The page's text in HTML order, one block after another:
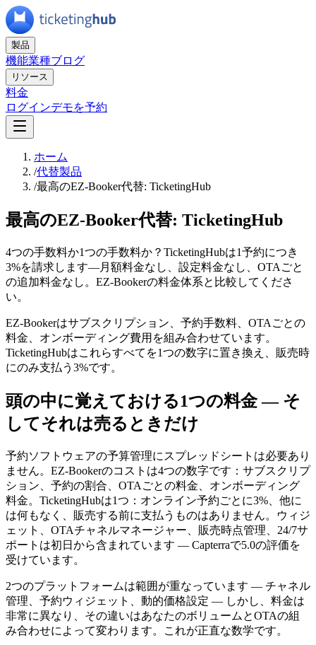
製品
機能業種ブログ
リソース
料金
ログインデモを予約
ホーム
/代替製品
/最高のEZ-Booker代替: TicketingHub
最高のEZ-Booker代替: TicketingHub
4つの手数料か1つの手数料か？TicketingHubは1予約につき
3%を請求します—月額料金なし、設定料金なし、OTAごと
の追加料金なし。EZ-Bookerの料金体系と比較してくださ
い。
EZ-Bookerはサブスクリプション、予約手数料、OTAごとの
料金、オンボーディング費用を組み合わせています。
TicketingHubはこれらすべてを1つの数字に置き換え、販売時
にのみ支払う3%です。
頭の中に覚えておける1つの料金 — そ
してそれは売るときだけ
予約ソフトウェアの予算管理にスプレッドシートは必要あり
ません。EZ-Bookerのコストは4つの数字です：サブスクリプ
ション、予約の割合、OTAごとの料金、オンボーディング
料金。TicketingHubは1つ：オンライン予約ごとに3%、他に
は何もなく、販売する前に支払うものはありません。ウィジ
ェット、OTAチャネルマネージャー、販売時点管理、24/7サ
ポートは初日から含まれています — Capterraで5.0の評価を
受けています。
2つのプラットフォームは範囲が重なっています — チャネル
管理、予約ウィジェット、動的価格設定 — しかし、料金は
非常に異なり、その違いはあなたのボリュームとOTAの組
み合わせによって変わります。これが正直な数学です。